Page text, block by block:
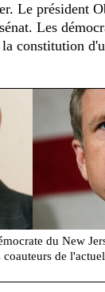
Le président
Les
constitution
du New
de